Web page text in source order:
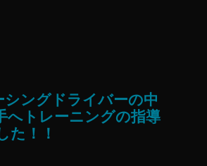
シングドライバーの中
へトレーニングの指導
た！！